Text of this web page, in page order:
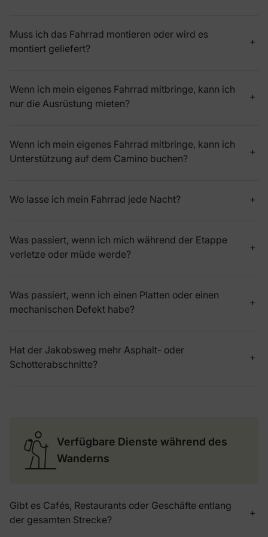
Muss ich das Fahrrad montieren oder wird es
montiert geliefert?
Wenn ich mein eigenes Fahrrad mitbringe, kann ich
nur die Ausrüstung mieten?
Wenn ich mein eigenes Fahrrad mitbringe, kann ich
Unterstützung auf dem Camino buchen?
Wo lasse ich mein Fahrrad jede Nacht?
Was passiert, wenn ich mich während der Etappe
verletze oder müde werde?
Was passiert, wenn ich einen Platten oder einen
mechanischen Defekt habe?
Hat der Jakobsweg mehr Asphalt- oder
Schotterabschnitte?
Verfügbare Dienste während des
Wanderns
Gibt es Cafés, Restaurants oder Geschäfte entlang
der gesamten Strecke?